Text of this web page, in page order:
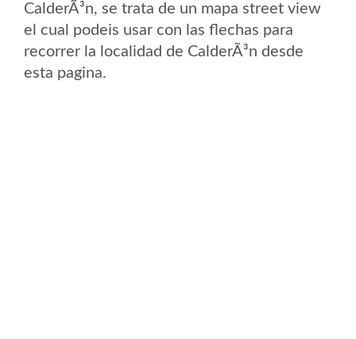
CalderÃ³n, se trata de un mapa street view
el cual podeis usar con las flechas para
recorrer la localidad de CalderÃ³n desde
esta pagina.